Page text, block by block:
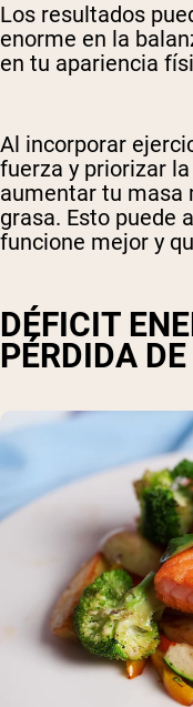
Los resultados
enorme en la
en tu apariencia
Al incorporar
fuerza y ​​priorizar
aumentar tu masa
grasa. Esto puede
funcione mejor y
DÉFICIT
PÉRDIDA